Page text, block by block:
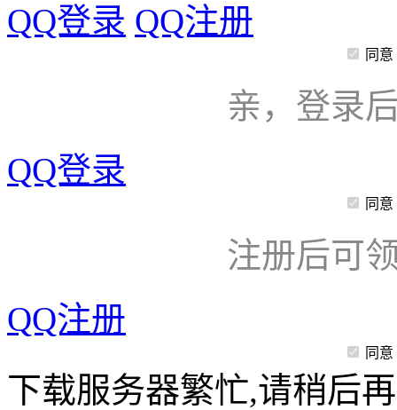
QQ登录 QQ注册
同意
亲，登录
QQ登录
同意
注册后可
QQ注册
同意
下载服务器繁忙,请稍后